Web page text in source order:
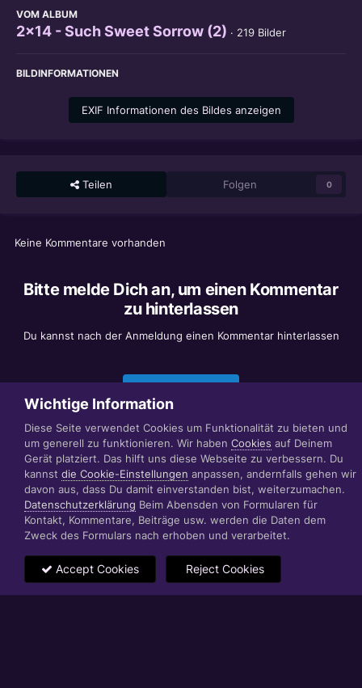
VOM ALBUM
2x14 - Such Sweet Sorrow (2) · 219 Bilder
BILDINFORMATIONEN
EXIF Informationen des Bildes anzeigen
Teilen Folgen 0
Keine Kommentare vorhanden
Bitte melde Dich an, um einen Kommentar
zu hinterlassen
Du kannst nach der Anmeldung einen Kommentar hinterlassen
Datenschutzerklärung Impressum
© 1999 - 2022 RÄBIGER IT|WEB|VIDEO|CONSULTING
www.raebiger.pro
Powered by Invision Community
Wichtige Information
Diese Seite verwendet Cookies um Funktionalität zu bieten und
um generell zu funktionieren. Wir haben Cookies auf Deinem
Gerät platziert. Das hilft uns diese Webseite zu verbessern. Du
kannst die Cookie-Einstellungen anpassen, andernfalls gehen wir
davon aus, dass Du damit einverstanden bist, weiterzumachen.
Datenschutzerklärung Beim Abensden von Formularen für
Kontakt, Kommentare, Beiträge usw. werden die Daten dem
Zweck des Formulars nach erhoben und verarbeitet.
Accept Cookies Reject Cookies